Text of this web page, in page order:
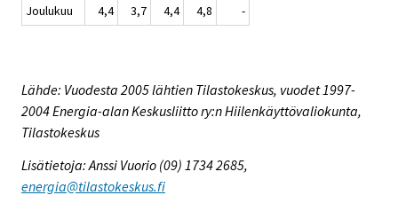
Joulukuu
4,4 3,7 4,4 4,8 -
Lähde: Vuodesta 2005 lähtien Tilastokeskus, vuodet 1997-
2004 Energia-alan Keskusliitto ry:n Hiilenkäyttövaliokunta,
Tilastokeskus
Lisätietoja: Anssi Vuorio (09) 1734 2685,
energia@tilastokeskus.fi